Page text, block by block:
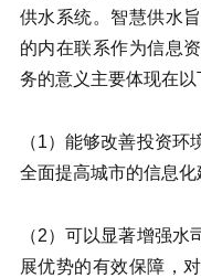
供水系统。智慧供水
的内在联系作为信息
务的意义主要体现在以
（1）能够改善投资
全面提高城市的信息化
（2）可以显著增强
展优势的有效保障，